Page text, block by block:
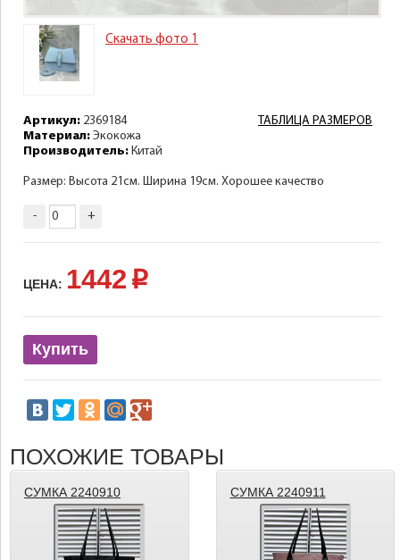
Скачать фото 1
ТАБЛИЦА РАЗМЕРОВ
Артикул: 2369184
Материал: Экокожа
Производитель: Китай
Размер: Высота 21см. Ширина 19см. Хорошее качество
- +
ЦЕНА: 1442 p
Купить
ПОХОЖИЕ ТОВАРЫ
СУМКА 2240910 СУМКА 2240911